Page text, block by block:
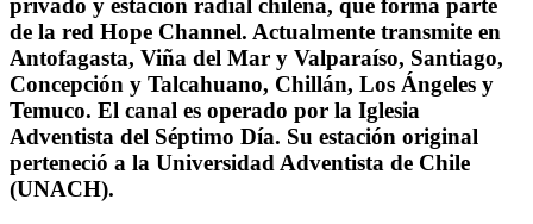
privado y estación radial chilena, que forma parte
de la red Hope Channel.​ Actualmente transmite en
Antofagasta, Viña del Mar y Valparaíso, Santiago,
Concepción y Talcahuano, Chillán, Los Ángeles y
Temuco. El canal es operado por la Iglesia
Adventista del Séptimo Día. Su estación original
perteneció a la Universidad Adventista de Chile
(UNACH).